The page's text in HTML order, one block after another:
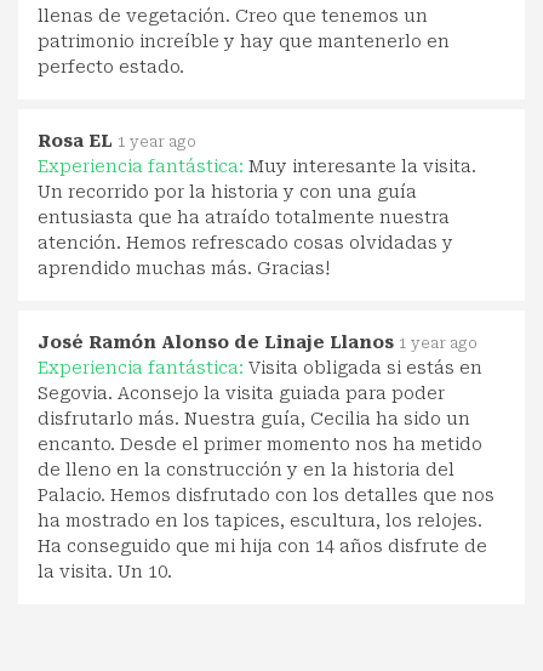
llenas de vegetación. Creo que tenemos un
patrimonio increíble y hay que mantenerlo en
perfecto estado.
Rosa EL 1 year ago
Experiencia fantástica: Muy interesante la visita.
Un recorrido por la historia y con una guía
entusiasta que ha atraído totalmente nuestra
atención. Hemos refrescado cosas olvidadas y
aprendido muchas más. Gracias!
José Ramón Alonso de Linaje Llanos 1 year ago
Experiencia fantástica: Visita obligada si estás en
Segovia. Aconsejo la visita guiada para poder
disfrutarlo más. Nuestra guía, Cecilia ha sido un
encanto. Desde el primer momento nos ha metido
de lleno en la construcción y en la historia del
Palacio. Hemos disfrutado con los detalles que nos
ha mostrado en los tapices, escultura, los relojes.
Ha conseguido que mi hija con 14 años disfrute de
la visita. Un 10.